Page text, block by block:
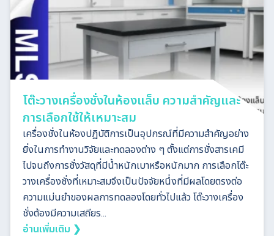
โต๊ะวางเครื่องชั่งในห้องแล็บ ความสำคัญและ
การเลือกใช้ให้เหมาะสม
เครื่องชั่งในห้องปฏิบัติการเป็นอุปกรณ์ที่มีความสำคัญอย่าง
ยิ่งในการทำงานวิจัยและทดลองต่าง ๆ ตั้งแต่การชั่งสารเคมี
ไปจนถึงการชั่งวัสดุที่มีน้ำหนักเบาหรือหนักมาก การเลือกโต๊ะ
วางเครื่องชั่งที่เหมาะสมจึงเป็นปัจจัยหนึ่งที่มีผลโดยตรงต่อ
ความแม่นยำของผลการทดลองโดยทั่วไปแล้ว โต๊ะวางเครื่อง
ชั่งต้องมีความเสถียร...
อ่านเพิ่มเติม ❯